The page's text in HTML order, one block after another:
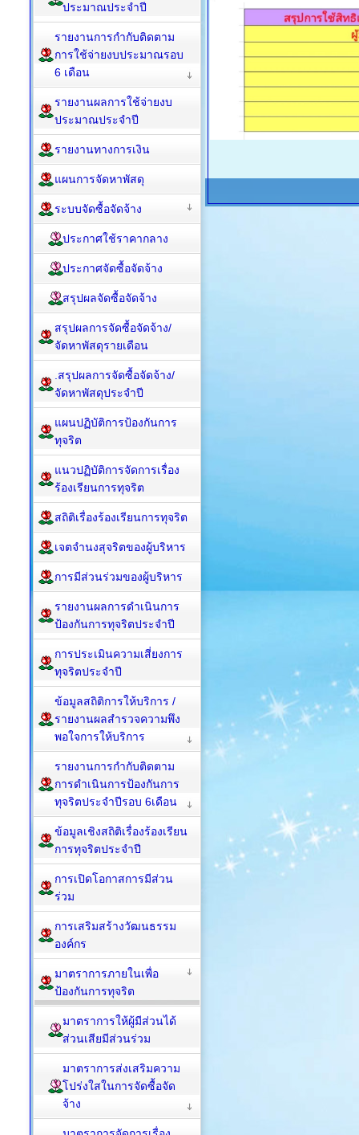
ประมาณประจำปี
รายงานการกำกับติดตาม
การใช้จ่ายงบประมาณรอบ
6 เดือน
รายงานผลการใช้จ่ายงบ
ประมาณประจำปี
รายงานทางการเงิน
แผนการจัดหาพัสดุ
ระบบจัดซื้อจัดจ้าง
ประกาศใช้ราคากลาง
ประกาศจัดซื้อจัดจ้าง
สรุปผลจัดซื้อจัดจ้าง
สรุปผลการจัดซื้อจัดจ้าง/
จัดหาพัสดุรายเดือน
.สรุปผลการจัดซื้อจัดจ้าง/
จัดหาพัสดุประจำปี
แผนปฏิบัติการป้องกันการ
ทุจริต
แนวปฏิบัติการจัดการเรื่อง
ร้องเรียนการทุจริต
สถิติเรื่องร้องเรียนการทุจริต
เจตจำนงสุจริตของผู้บริหาร
การมีส่วนร่วมของผู้บริหาร
รายงานผลการดำเนินการ
ป้องกันการทุจริตประจำปี
การประเมินความเสี่ยงการ
ทุจริตประจำปี
ข้อมูลสถิติการให้บริการ /
รายงานผลสำรวจความพึง
พอใจการให้บริการ
รายงานการกำกับติดตาม
การดำเนินการป้องกันการ
ทุจริตประจำปีรอบ 6เดือน
ข้อมูลเชิงสถิติเรื่องร้องเรียน
การทุจริตประจำปี
การเปิดโอกาสการมีส่วน
ร่วม
การเสริมสร้างวัฒนธรรม
องค์กร
มาตราการภายในเพื่อ
ป้องกันการทุจริต
มาตราการให้ผู้มีส่วนได้
ส่วนเสียมีส่วนร่วม
มาตราการส่งเสริมความ
โปร่งใสในการจัดซื้อจัด
จ้าง